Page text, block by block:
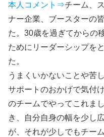
本人コメント⇒チーム、
ナー企業、ブースターの
た。30歳を過ぎてからの
ためにリーダーシップを
た。
うまくいかないことや苦
サポートのおかげで気付
のチームでやってこれま
き、自分自身の幅を少し
が、それが少しでもチー